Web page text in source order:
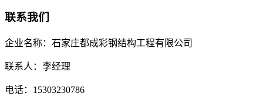
联系我们
企业名称：石家庄都成彩钢结构工程有限公司
联系人：李经理
电话：15303230786